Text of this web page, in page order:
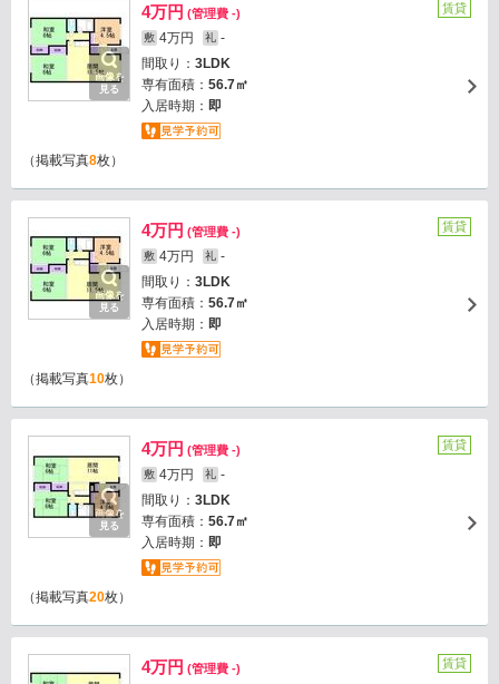
画像を
見る
4万円 (管理費 -)
敷 4万円 礼 -
間取り： 3LDK
専有面積： 56.7㎡
入居時期： 即
賃貸
（掲載写真8枚）
画像を
見る
4万円 (管理費 -)
敷 4万円 礼 -
間取り： 3LDK
専有面積： 56.7㎡
入居時期： 即
賃貸
（掲載写真10枚）
画像を
見る
4万円 (管理費 -)
敷 4万円 礼 -
間取り： 3LDK
専有面積： 56.7㎡
入居時期： 即
賃貸
（掲載写真20枚）
4万円 (管理費 -) 賃貸